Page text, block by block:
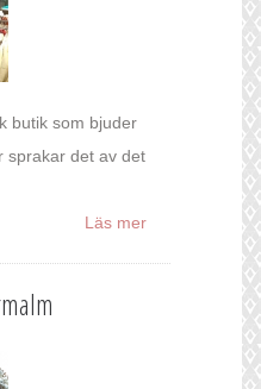
butik som bjuder
sprakar det av det
Läs mer